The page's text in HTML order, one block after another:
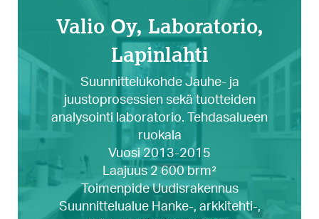
Valio Oy, Laboratorio,
Lapinlahti
Suunnittelukohde Jauhe- ja
juustoprosessien sekä tuotteiden
analysointi laboratorio. Tehdasalueen
ruokala
Vuosi 2013-2015
Laajuus 2 600 brm²
Toimenpide Uudisrakennus
Suunnittelualue Hanke-, arkkitehti-,